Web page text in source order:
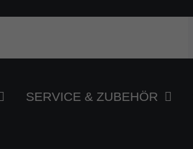
SERVICE & ZUBEHÖR